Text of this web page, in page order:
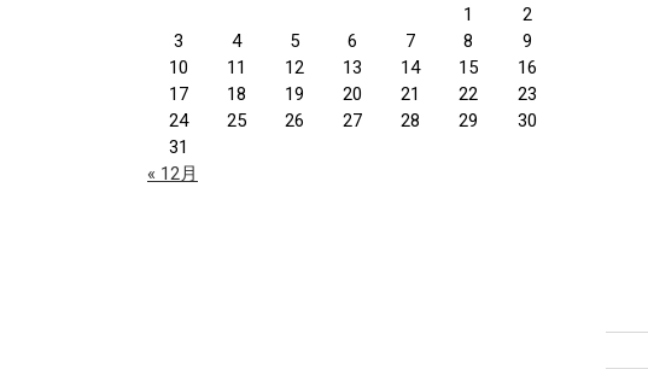
1
2
3
4 5 6 7 8
9
10
11 12 13 14 15
16
17
18 19 20 21 22
23
24
25 26 27 28 29
30
31
« 12月